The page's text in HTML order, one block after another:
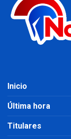
Inicio
Última hora
Titulares